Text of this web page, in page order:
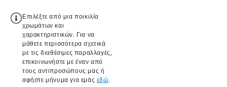
Επιλέξτε από μια ποικιλία
χρωμάτων και
χαρακτηριστικών. Για να
μάθετε περισσότερα σχετικά
με τις διαθέσιμες παραλλαγές,
επικοινωνήστε με έναν από
τους αντιπροσώπους μας ή
αφήστε μήνυμα για εμάς εδώ.